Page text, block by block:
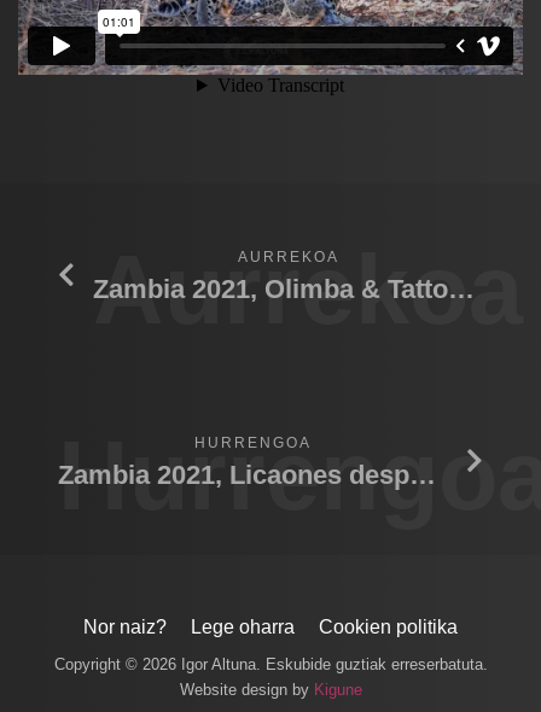
Aurrekoa
AURREKOA
Zambia 2021, Olimba & Tattoo galerias
HURRENGOA
Zambia 2021, Licaones despertar
Nor naiz? Lege oharra Cookien politika
Copyright © 2026 Igor Altuna. Eskubide guztiak erreserbatuta.
Website design by Kigune